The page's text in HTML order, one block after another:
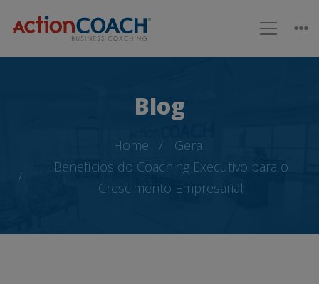
Blog
Home
Geral
Benefícios do Coaching Executivo para o
Crescimento Empresarial